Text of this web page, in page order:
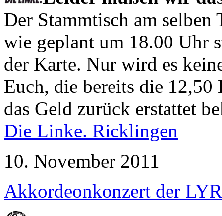
Der Stammtisch am
wie geplant um 18.00 Uhr
der Karte. Nur wird es
Euch, die bereits die 12,50
das Geld zurück erstattet
Die Linke. Ricklingen
10. November 2011
Akkordeonkonzert der